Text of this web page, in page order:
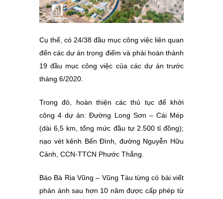
Cụ thể, có 24/38 đầu mục công việc liên quan
đến các dự án trọng điểm và phải hoàn thành
19 đầu mục công việc của các dự án trước
tháng 6/2020.
Trong đó, hoàn thiện các thủ tục để khởi
công 4 dự án: Đường Long Sơn – Cái Mép
(dài 6,5 km, tổng mức đầu tư 2.500 tỉ đồng);
nạo vét kênh Bến Đình, đường Nguyễn Hữu
Cảnh, CCN-TTCN Phước Thắng.
Báo Bà Rịa Vũng – Vũng Tàu từng có bài viết
phản ánh sau hơn 10 năm được cấp phép từ